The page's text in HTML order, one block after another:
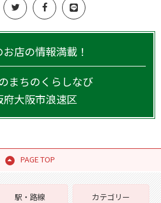
店の情報満載！
まちのくらしなび
府大阪市浪速区
PAGE TOP
駅・路線
カテゴリー